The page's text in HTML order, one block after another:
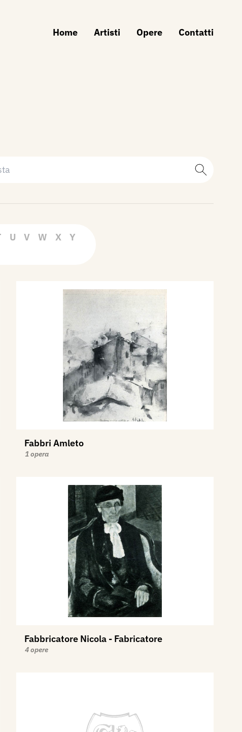
Home Artisti Opere Contatti
U V W X
Y
Fabbri Amleto
1 opera
Fabbricatore Nicola - Fabricatore
4 opere